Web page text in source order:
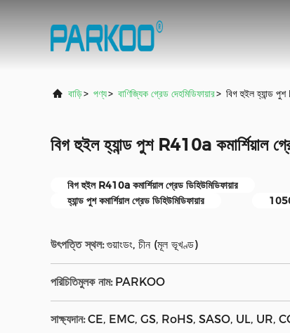
বাড়ি> পণ্য> বাণিজ্যিক গ্রেড দেহমিডিফায়ার> বিগ হুইল হ্যান্ড পুশ
বিগ হুইল হ্যান্ড পুশ R410a কমার্শিয়াল
বিগ হুইল R410a কমার্শিয়াল গ্রেড ডিহিউমিডিফায়ার
হ্যান্ড পুশ কমার্শিয়াল গ্রেড ডিহিউমিডিফায়ার
উৎপত্তি স্থল: গুয়াংডং, চীন (মূল ভূখণ্ড)
পরিচিতিমুলক নাম: PARKOO
সাক্ষ্যদান: CE, EMC, GS, RoHS, SASO, UL, UR,